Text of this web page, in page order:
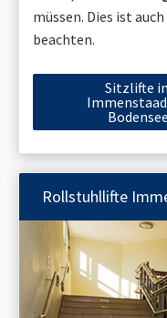
müssen. Dies ist
beachten.
Sitzlifte in
Bodensee
Rollstuhllifte